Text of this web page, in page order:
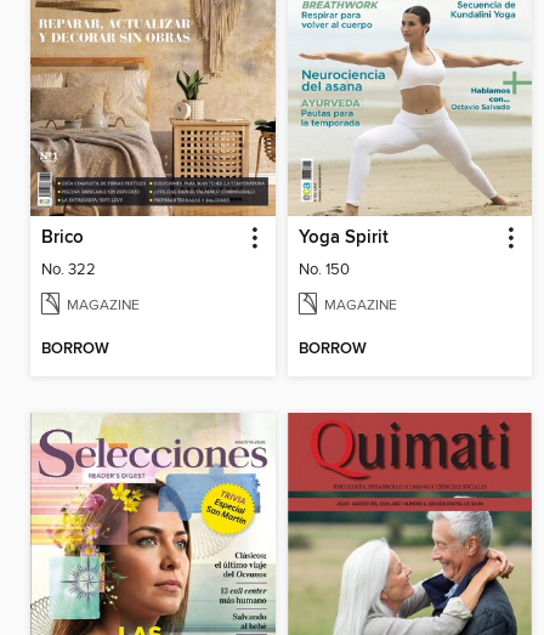
Brico
No. 322
MAGAZINE
BORROW
Yoga Spirit
No. 150
MAGAZINE
BORROW